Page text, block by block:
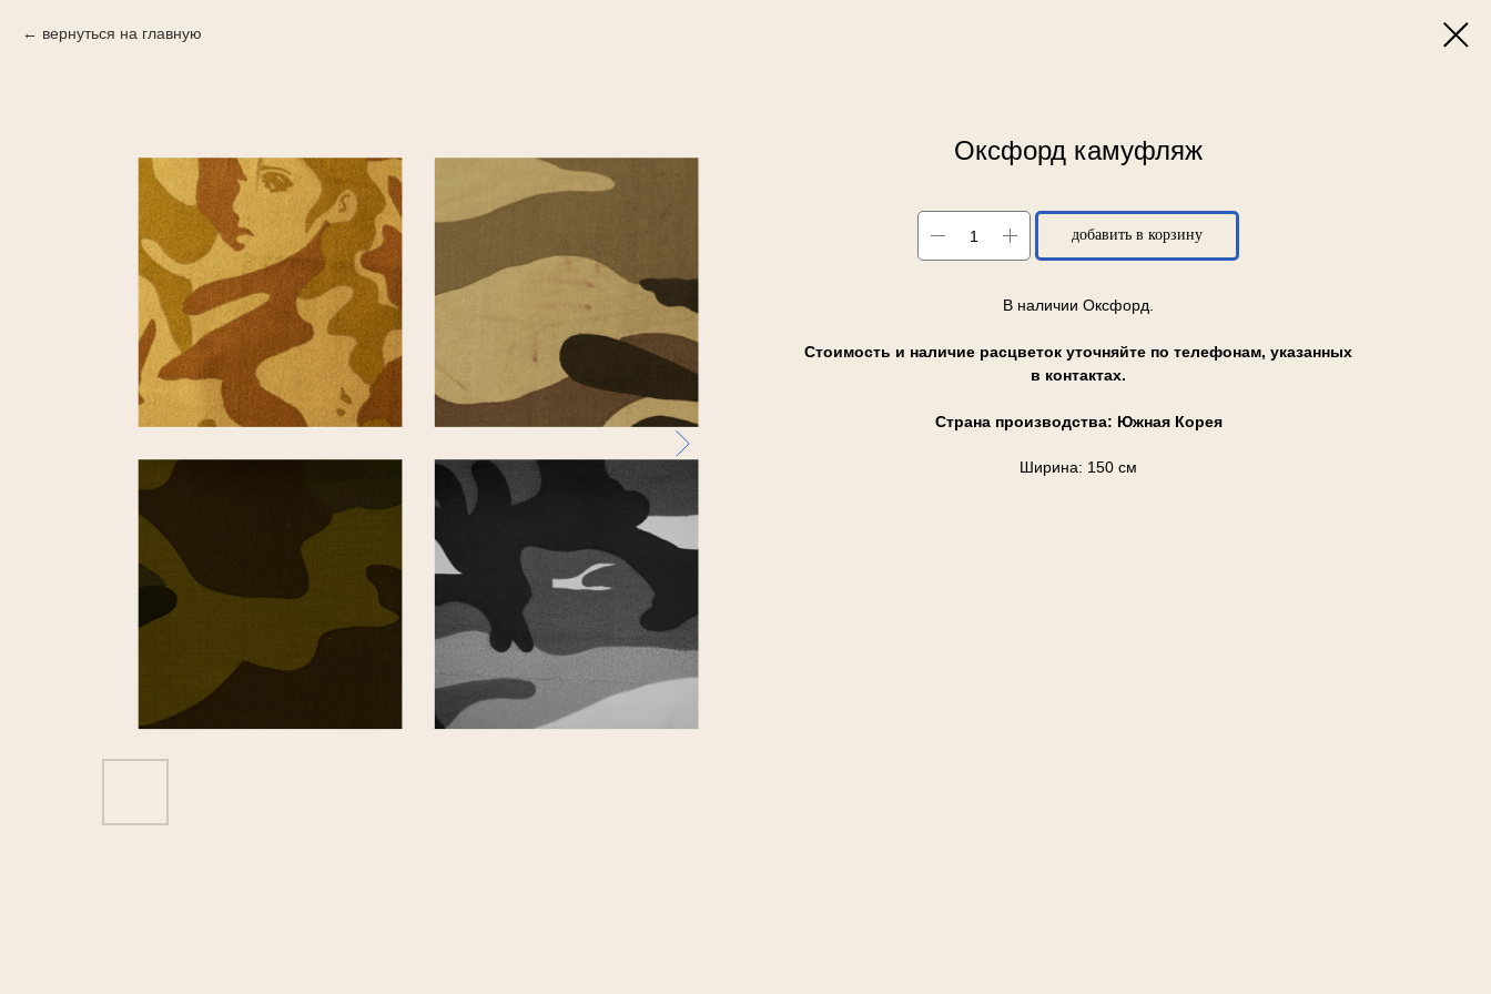
вернуться на главную
Оксфорд камуфляж
добавить в корзину
В наличии Оксфорд.
Стоимость и наличие расцветок уточняйте по телефонам, указанных
в контактах.
Страна производства: Южная Корея
Ширина: 150 см